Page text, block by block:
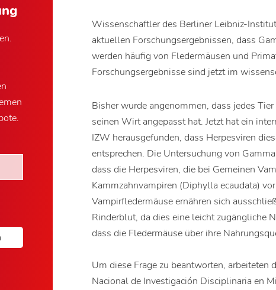
Wissenschaftler des Berliner Leibniz-
aktuellen Forschungsergebnissen, dass
werden häufig von Fledermäusen und
Forschungsergebnisse sind jetzt im
Bisher wurde angenommen, dass jedes
seinen Wirt angepasst hat. Jetzt hat ein
IZW herausgefunden, dass Herpesviren
entsprechen. Die Untersuchung von
dass die Herpesviren, die bei Gemeinen
Kammzahnvampiren (Diphylla ecaudata)
Vampirfledermäuse ernähren sich
Rinderblut, da dies eine leicht zugängliche
dass die Fledermäuse über ihre
Um diese Frage zu beantworten,
Nacional de Investigación Disciplinaria en